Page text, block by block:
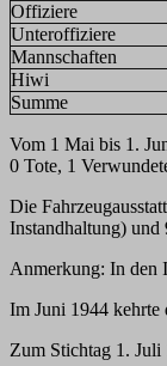
Offiziere
Unteroffiziere
Mannschaften
Hiwi
Summe
Vom 1 Mai bis 1.
0 Tote, 1
Die
Instandhaltung)
Anmerkung: In den
Im Juni 1944 kehrte
Zum Stichtag 1. Juli